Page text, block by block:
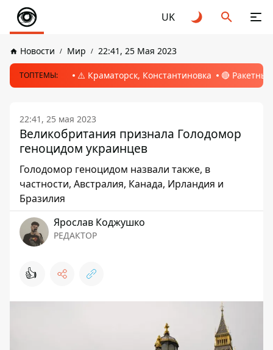
UK
Новости Мир 22:41, 25 Мая 2023
ТОПТЕМЫ: ⚠️ Краматорск, Константиновка 🔴
22:41, 25 мая 2023
Великобритания признала Голодомор
геноцидом украинцев
Голодомор геноцидом назвали также, в
частности, Австралия, Канада, Ирландия и
Бразилия
Ярослав Коджушко
РЕДАКТОР
👍